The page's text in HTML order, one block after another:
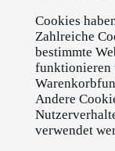
Cookies
Zahlreiche
bestimmte
funktionieren
Andere
verwendet